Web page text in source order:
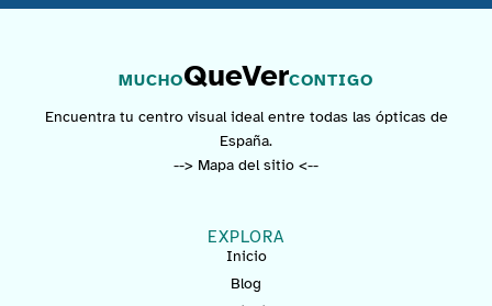
MUCHOQueVerCONTIGO
Encuentra tu centro visual ideal entre todas las ópticas de
España.
--> Mapa del sitio <--
EXPLORA
Inicio
Blog